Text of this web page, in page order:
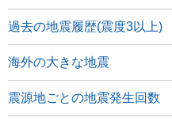
過去の地震履歴(震度3以上)
海外の大きな地震
震源地ごとの地震発生回数